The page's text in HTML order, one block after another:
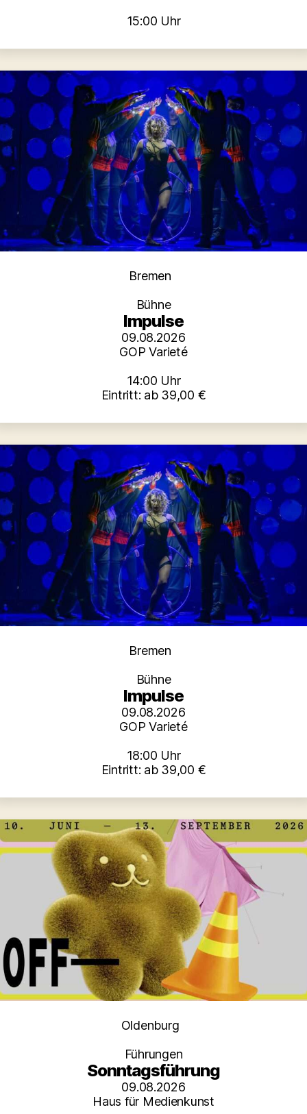
15:00 Uhr
Kategorien
Bremen
Bühne
Impulse
09.08.2026
GOP Varieté
14:00 Uhr
Eintritt: ab 39,00 €
Kategorien
Bremen
Bühne
Impulse
09.08.2026
GOP Varieté
18:00 Uhr
Eintritt: ab 39,00 €
Kategorien
Oldenburg
Führungen
Sonntagsführung
09.08.2026
Haus für Medienkunst